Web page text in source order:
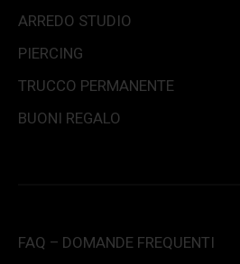
ARREDO STUDIO
PIERCING
TRUCCO PERMANENTE
BUONI REGALO
FAQ – DOMANDE FREQUENTI